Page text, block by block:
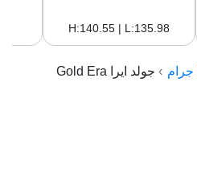
H:140.55 | L:135.98
جولد ايرا Gold Era